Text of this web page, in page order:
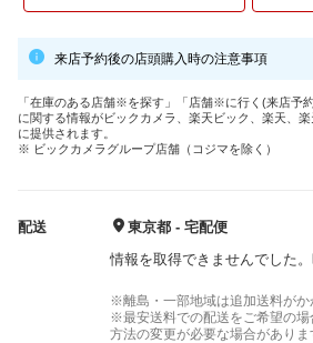
来店予約後の店頭購入時の注意事項
「在庫のある店舗※を探す」「店舗※に行く(来店予
に関する情報がビックカメラ、楽天ビック、楽天、
に提供されます。
※ ビックカメラグループ店舗（コジマを除く）
配送
東京都 - 宅配便
情報を取得できませんでした
※離島・一部地域は追加送料がか
※最安送料での配送をご希望の場
方法の変更が必要な場合がありま